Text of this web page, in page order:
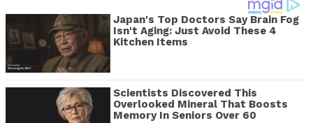
Japan's Top Doctors Say Bra​in Fo​g
Isn't Aging: Just Avoid These 4
Kitchen Items
Scientists Discovered This
Overlooked Mineral That Boosts
Memory In Seniors Over 60